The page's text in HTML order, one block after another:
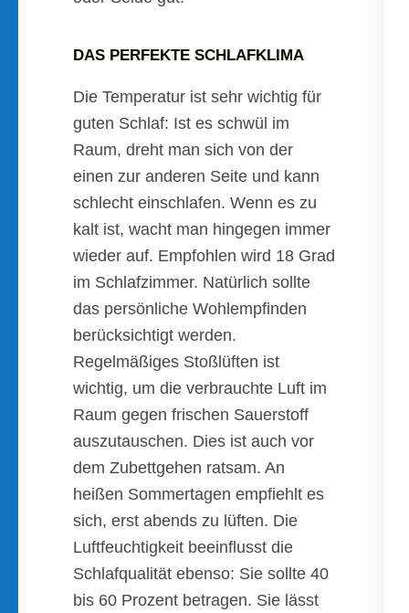
DAS PERFEKTE SCHLAFKLIMA
Die Temperatur ist sehr wichtig für
guten Schlaf: Ist es schwül im
Raum, dreht man sich von der
einen zur anderen Seite und kann
schlecht einschlafen. Wenn es zu
kalt ist, wacht man hingegen immer
wieder auf. Empfohlen wird 18 Grad
im Schlafzimmer. Natürlich sollte
das persönliche Wohlempfinden
berücksichtigt werden.
Regelmäßiges Stoßlüften ist
wichtig, um die verbrauchte Luft im
Raum gegen frischen Sauerstoff
auszutauschen. Dies ist auch vor
dem Zubettgehen ratsam. An
heißen Sommertagen empfiehlt es
sich, erst abends zu lüften. Die
Luftfeuchtigkeit beeinflusst die
Schlafqualität ebenso: Sie sollte 40
bis 60 Prozent betragen. Sie lässt